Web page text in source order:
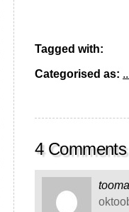
Tagged with:
Categorised as:
4 Comments